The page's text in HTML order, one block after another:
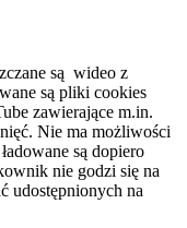
są wideo z
są pliki cookies
zawierające m.in.
Nie ma możliwości
są dopiero
nie godzi się na
udostępnionych na